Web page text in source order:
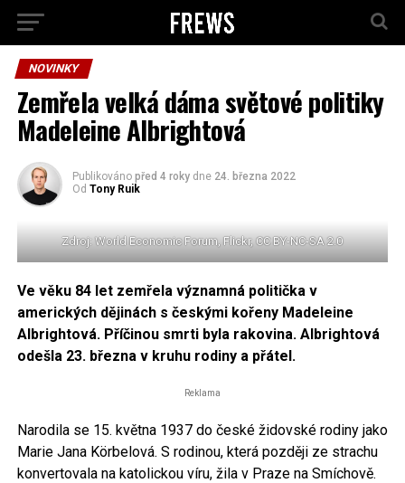
NOVINKY
Zemřela velká dáma světové politiky
Madeleine Albrightová
Publikováno před 4 roky dne 24. března 2022
Od Tony Ruik
Zdroj: World Economic Forum, Flickr, CC BY-NC-SA 2.0
Ve věku 84 let zemřela významná politička v
amerických dějinách s českými kořeny Madeleine
Albrightová. Příčinou smrti byla rakovina. Albrightová
odešla 23. března v kruhu rodiny a přátel.
Reklama
Narodila se 15. května 1937 do české židovské rodiny jako
Marie Jana Körbelová. S rodinou, která později ze strachu
konvertovala na katolickou víru, žila v Praze na Smíchově.